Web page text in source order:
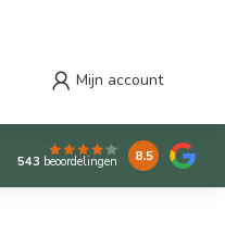
Mijn account
543 beoordelingen 8.5